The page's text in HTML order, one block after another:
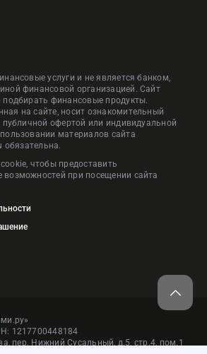
услуги и не является банком,
финансовой организацией. Сайт
подбирать финансовые продукты.
на сайте, носит ознакомительный
публичной офертой или индивидуальной
материалов сайта
обязательна.
чтобы предоставить
при посещении сайта
1217700448184
пер. Нижний Сусальный, д.5, стр.4, пом.1